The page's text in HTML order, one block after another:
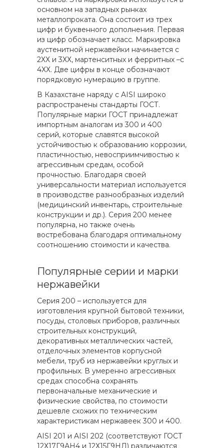
основном на западных рынках
металлопроката. Она состоит из трех
цифр и буквенного дополнения. Первая
из цифр обозначает класс. Маркировка
аустенитной нержавейки начинается с
2ХХ и 3ХХ, мартенситных и ферритных –с
4ХХ. Две цифры в конце обозначают
порядковую нумерацию в группе.
В Казахстане наряду с AISI широко
распространены стандарты ГОСТ.
Популярные марки ГОСТ принадлежат
импортным аналогам из 300 и 400
серий, которые славятся высокой
устойчивостью к образованию коррозии,
пластичностью, невосприимчивостью к
агрессивным средам, особой
прочностью. Благодаря своей
универсальности материал используется
в производстве разнообразных изделий
(медицинский инвентарь, строительные
конструкции и др.). Серия 200 менее
популярна, но также очень
востребована благодаря оптимальному
соотношению стоимости и качества.
Популярные серии и марки
нержавейки
Серия 200 – используется для
изготовления крупной бытовой техники,
посуды, столовых приборов, различных
строительных конструкций,
декоративных металлических частей,
отделочных элементов корпусной
мебели, труб из нержавейки круглых и
профильных. В умеренно агрессивных
средах способна сохранять
первоначальные механические и
физические свойства, по стоимости
дешевле схожих по техническим
характеристикам нержавеек 300 и 400.
AISI 201 и AISI 202 (соответствуют ГОСТ
12Х17Г9АН4 и 12Х15Г9НД) различаются